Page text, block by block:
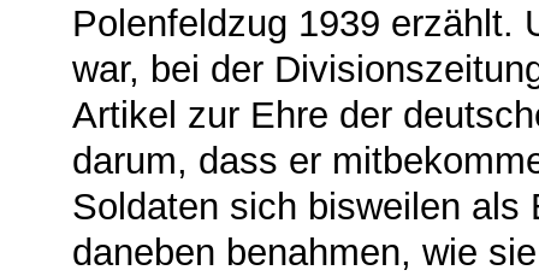
Polenfeldzug 1939 erzählt.
war, bei der
Artikel zur Ehre der
darum, dass er
Soldaten sich bisweilen als
daneben benahmen, wie